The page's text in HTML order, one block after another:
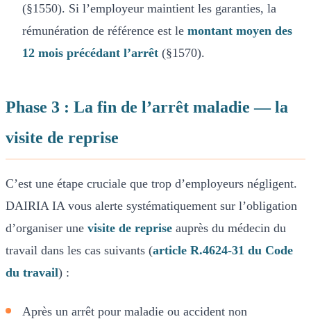
(§1550). Si l’employeur maintient les garanties, la
rémunération de référence est le montant moyen des
12 mois précédant l’arrêt (§1570).
Phase 3 : La fin de l’arrêt maladie — la
visite de reprise
C’est une étape cruciale que trop d’employeurs négligent.
DAIRIA IA vous alerte systématiquement sur l’obligation
d’organiser une visite de reprise auprès du médecin du
travail dans les cas suivants (article R.4624-31 du Code
du travail) :
Après un arrêt pour maladie ou accident non